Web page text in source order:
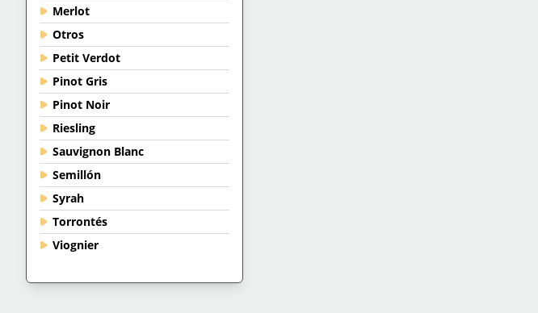
Merlot
Otros
Petit Verdot
Pinot Gris
Pinot Noir
Riesling
Sauvignon Blanc
Semillón
Syrah
Torrontés
Viognier